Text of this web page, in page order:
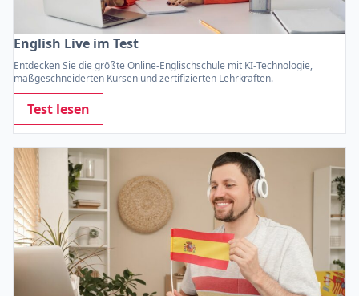
English Live im Test
Entdecken Sie die größte Online-Englischschule mit KI-Technologie,
maßgeschneiderten Kursen und zertifizierten Lehrkräften.
Test lesen